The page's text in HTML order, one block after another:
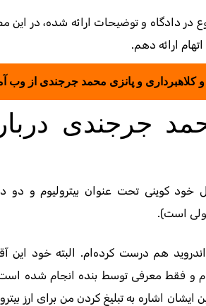
دادگاه و توضیحات ارائه شده، در این
ارائه دهم.
کلاهبرداری و پانزی محمد جرجندی از وب
جرجندی
هم درست کرده‌ام. البته خود این
و فقط معرفی توسط بنده انجام شده
اشاره به تبلیغ کردن من برای ارز